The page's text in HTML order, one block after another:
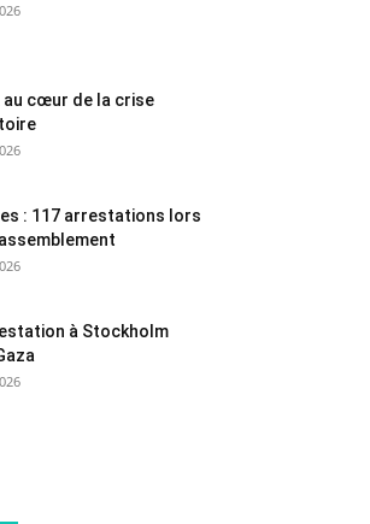
au cœur de la crise
: 117 arrestations lors
à Stockholm